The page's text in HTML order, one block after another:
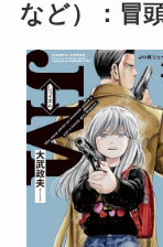
など）：冒